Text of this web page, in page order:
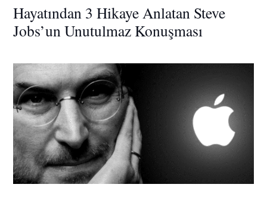
Hayatından 3 Hikaye Anlatan Steve
Jobs’un Unutulmaz Konuşması